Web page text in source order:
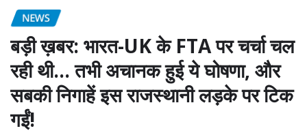
NEWS
बड़ी ख़बर: भारत-UK के FTA पर चर्चा चल
रही थी… तभी अचानक हुई ये घोषणा, और
सबकी निगाहें इस राजस्थानी लड़के पर टिक
गईं!